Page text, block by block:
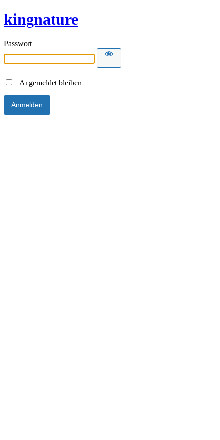
kingnature
Passwort
Angemeldet bleiben